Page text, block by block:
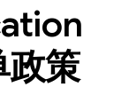
政策